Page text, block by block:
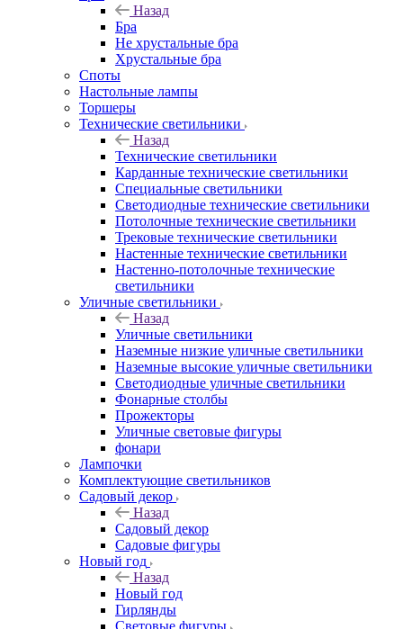
Назад
Бра
Не хрустальные бра
Хрустальные бра
Споты
Настольные лампы
Торшеры
Технические светильники
Назад
Технические светильники
Карданные технические светильники
Специальные светильники
Светодиодные технические светильники
Потолочные технические светильники
Трековые технические светильники
Настенные технические светильники
Настенно-потолочные технические
светильники
Уличные светильники
Назад
Уличные светильники
Наземные низкие уличные светильники
Наземные высокие уличные светильники
Светодиодные уличные светильники
Фонарные столбы
Прожекторы
Уличные световые фигуры
фонари
Лампочки
Комплектующие светильников
Садовый декор
Назад
Садовый декор
Садовые фигуры
Новый год
Назад
Новый год
Гирлянды
Световые фигуры